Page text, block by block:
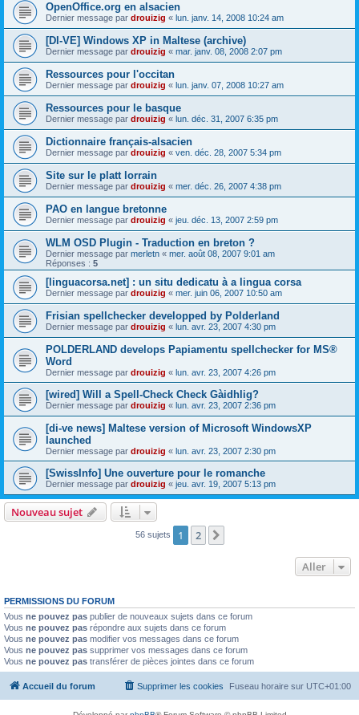
OpenOffice.org en alsacien
Dernier message par drouizig « lun. janv. 14, 2008 10:24 am
[DI-VE] Windows XP in Maltese (archive)
Dernier message par drouizig « mar. janv. 08, 2008 2:07 pm
Ressources pour l'occitan
Dernier message par drouizig « lun. janv. 07, 2008 10:27 am
Ressources pour le basque
Dernier message par drouizig « lun. déc. 31, 2007 6:35 pm
Dictionnaire français-alsacien
Dernier message par drouizig « ven. déc. 28, 2007 5:34 pm
Site sur le platt lorrain
Dernier message par drouizig « mer. déc. 26, 2007 4:38 pm
PAO en langue bretonne
Dernier message par drouizig « jeu. déc. 13, 2007 2:59 pm
WLM OSD Plugin - Traduction en breton ?
Dernier message par merletn « mer. août 08, 2007 9:01 am
Réponses : 5
[linguacorsa.net] : un situ dedicatu à a lingua corsa
Dernier message par drouizig « mer. juin 06, 2007 10:50 am
Frisian spellchecker developped by Polderland
Dernier message par drouizig « lun. avr. 23, 2007 4:30 pm
POLDERLAND develops Papiamentu spellchecker for MS®
Word
Dernier message par drouizig « lun. avr. 23, 2007 4:26 pm
[wired] Will a Spell-Check Check Gàidhlig?
Dernier message par drouizig « lun. avr. 23, 2007 2:36 pm
[di-ve news] Maltese version of Microsoft WindowsXP
launched
Dernier message par drouizig « lun. avr. 23, 2007 2:30 pm
[SwissInfo] Une ouverture pour le romanche
Dernier message par drouizig « jeu. avr. 19, 2007 5:13 pm
Nouveau sujet
56 sujets 1 2
Aller
PERMISSIONS DU FORUM
Vous ne pouvez pas publier de nouveaux sujets dans ce forum
Vous ne pouvez pas répondre aux sujets dans ce forum
Vous ne pouvez pas modifier vos messages dans ce forum
Vous ne pouvez pas supprimer vos messages dans ce forum
Vous ne pouvez pas transférer de pièces jointes dans ce forum
Accueil du forum Fuseau horaire sur UTC+01:00
Supprimer les cookies